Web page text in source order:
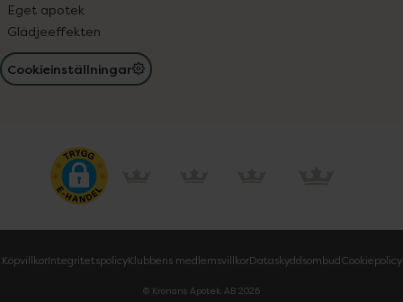
Eget apotek
Glädjeeffekten
Cookieinställningar
KöpvillkorIntegritetspolicyKlubbens medlemsvillkorDataskyddsombudCookiepolicy
© Kronans Apotek AB 2026